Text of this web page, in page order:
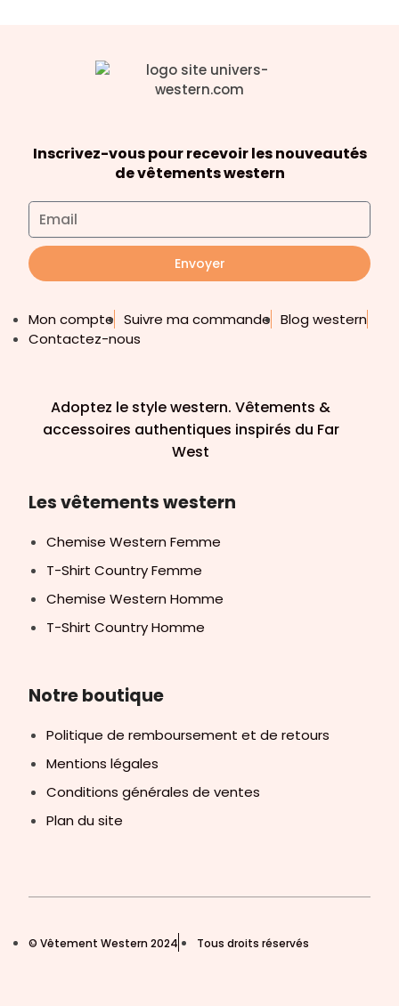
Inscrivez-vous pour recevoir les nouveautés
de vêtements western
Envoyer
Mon compte Suivre ma commande Blog western
Contactez-nous
Adoptez le style western. Vêtements &
accessoires authentiques inspirés du Far
West
Les vêtements western
Chemise Western Femme
T-Shirt Country Femme
Chemise Western Homme
T-Shirt Country Homme
Notre boutique
Politique de remboursement et de retours
Mentions légales
Conditions générales de ventes
Plan du site
© Vêtement Western 2024 Tous droits réservés